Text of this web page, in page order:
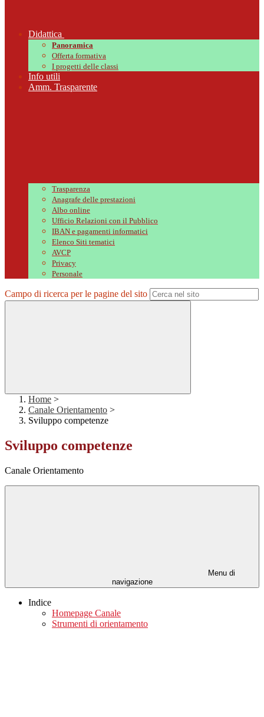
Didattica
Panoramica
Offerta formativa
I progetti delle classi
Info utili
Amm. Trasparente
Trasparenza
Anagrafe delle prestazioni
Albo online
Ufficio Relazioni con il Pubblico
IBAN e pagamenti informatici
Elenco Siti tematici
AVCP
Privacy
Personale
Campo di ricerca per le pagine del sito
Home >
Canale Orientamento >
Sviluppo competenze
Sviluppo competenze
Canale Orientamento
Menu di
navigazione
Indice
Homepage Canale
Strumenti di orientamento